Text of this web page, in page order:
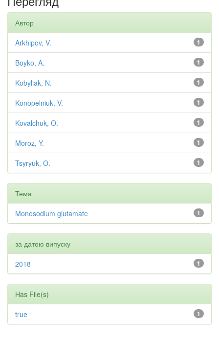
Автор
1
Arkhipov, V.
1
Boyko, A.
1
Kobyliak, N.
1
Konopelniuk, V.
1
Kovalchuk, O.
1
Moroz, Y.
1
Tsyryuk, O.
Тема
1
Monosodium glutamate
за датою випуску
1
2018
Has File(s)
1
true